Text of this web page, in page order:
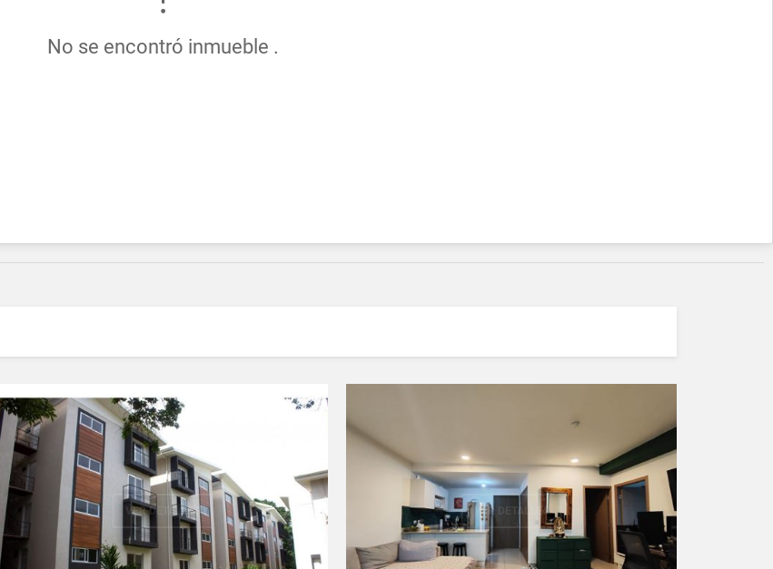
No se encontró inmueble .
VER DETALLES VER DETALLES